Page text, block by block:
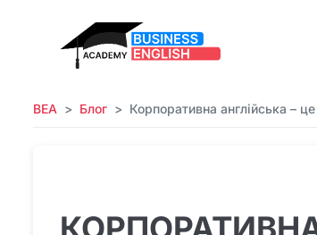
BEA Блог Корпоративна англійська –